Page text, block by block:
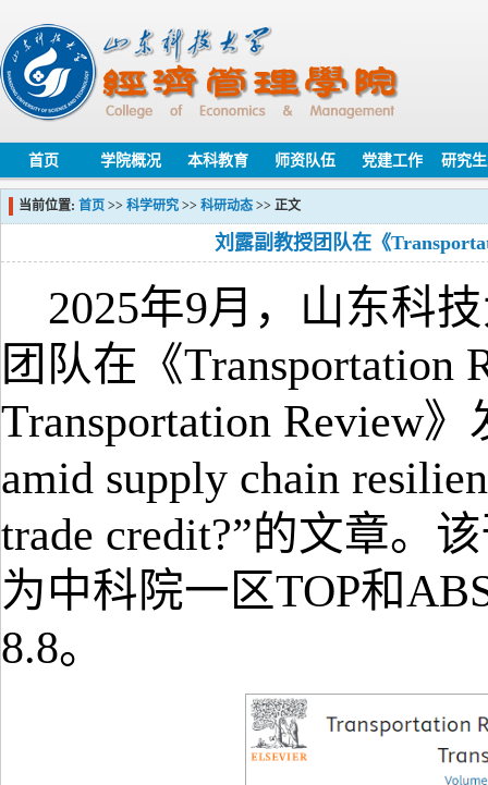
首页 学院概况 本科教育 师资队伍 党建工作 研究
当前位置: 首页 >> 科学研究 >> 科研动态 >> 正文
刘露副教授团队在《
2025年9月，山东科
团队在《Transportation
Transportation Review
amid supply chain
trade credit?”的文章。
为中科院一区TOP和
8.8。